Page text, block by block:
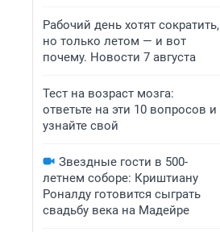
Рабочий день хотят сократить,
но только летом — и вот
почему. Новости 7 августа
Тест на возраст мозга:
ответьте на эти 10 вопросов и
узнайте свой
Звездные гости в 500-
летнем соборе: Криштиану
Роналду готовится сыграть
свадьбу века на Мадейре